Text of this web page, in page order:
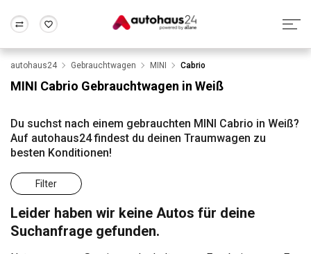
Wir bewerten dein Auto
Alle Fragen & Antworten
Rund um die Inzahlungnahme
Frankfurt Wuppertal
autohaus24 Gebrauchtwagen MINI Cabrio
MINI Cabrio Gebrauchtwagen in Weiß
Du suchst nach einem gebrauchten MINI Cabrio in Weiß?
Auf autohaus24 findest du deinen Traumwagen zu
besten Konditionen!
Filter
Leider haben wir keine Autos für deine
Suchanfrage gefunden.